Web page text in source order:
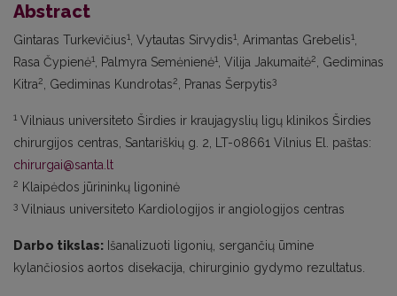
Abstract
Gintaras Turkevičius1 , Vytautas Sirvydis1 , Arimantas Grebelis1
Rasa Čypienė1 , Palmyra Semėnienė1 , Vilija Jakumaitė2
, Gediminas
Kitra2 , Gediminas Kundrotas2 , Pranas Šerpytis3
1 Vilniaus universiteto Širdies ir kraujagyslių ligų klinikos Širdies
chirurgijos centras, Santariškių g. 2, LT-08661 Vilnius El. paštas:
chirurgai@santa.lt
2 Klaipėdos jūrininkų ligoninė
3 Vilniaus universiteto Kardiologijos ir angiologijos centras
Darbo tikslas: Išanalizuoti ligonių, sergančių ūmine
kylančiosios aortos disekacija, chirurginio gydymo rezultatus.